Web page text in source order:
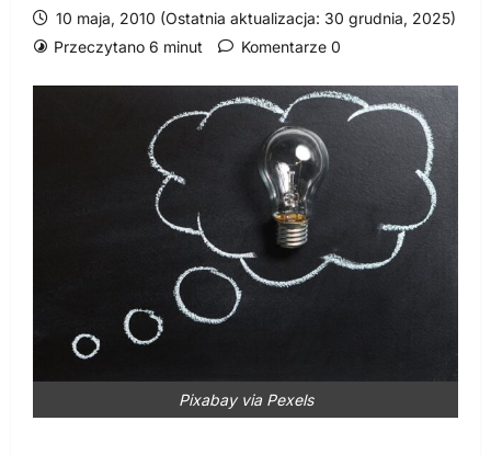
10 maja, 2010 (Ostatnia aktualizacja: 30 grudnia, 2025)
Przeczytano 6 minut
Komentarze 0
Pixabay via Pexels